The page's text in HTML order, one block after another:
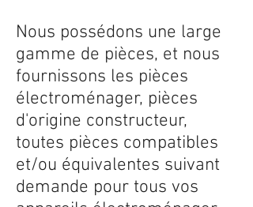
Nous possédons une large
gamme de pièces, et nous
fournissons les pièces
électroménager, pièces
d'origine constructeur,
toutes pièces compatibles
et/ou équivalentes suivant
demande pour tous vos